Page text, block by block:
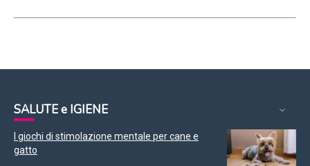
SALUTE e IGIENE
I giochi di stimolazione mentale per cane e
gatto